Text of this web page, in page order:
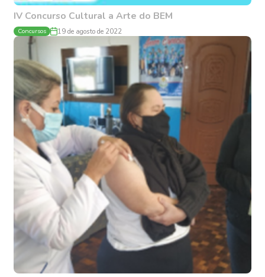
IV Concurso Cultural a Arte do BEM
Concursos 19 de agosto de 2022